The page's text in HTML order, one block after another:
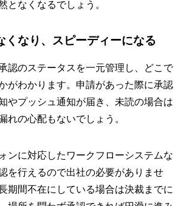
となくなるでしょう。
くなり、スピーディーになる
認のステータスを一元管理し、どこで
がわかります。申請があった際に承認
やプッシュ通知が届き、未読の場合は
れの心配もないでしょう。
ンに対応したワークフローシステムな
を行えるので出社の必要がありませ
期間不在にしている場合は決裁までに